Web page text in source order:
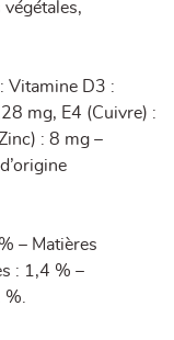
Vitamine D3 :
mg, E4 (Cuivre) :
: 8 mg –
– Matières
: 1,4 % –
%.